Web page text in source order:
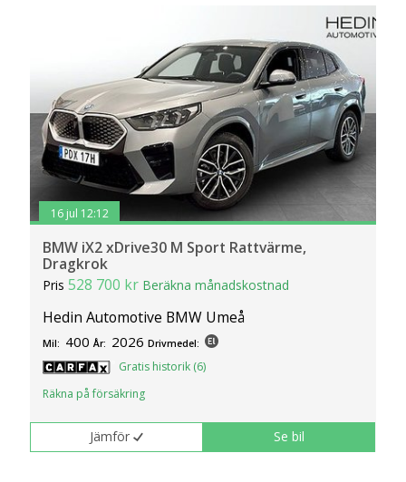
16 jul 12:12
BMW iX2 xDrive30 M Sport Rattvärme,
Dragkrok
Pris528 700 kr Beräkna månadskostnad
Hedin Automotive BMW Umeå
Mil: 400 År: 2026 Drivmedel:
Gratis historik (6)
Räkna på försäkring
Jämför Se bil